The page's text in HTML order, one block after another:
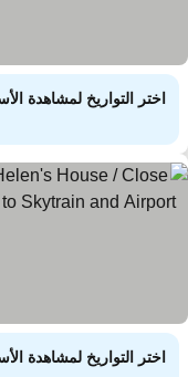
اختر التواريخ لمشاهدة
اختر التواريخ لمشاهدة